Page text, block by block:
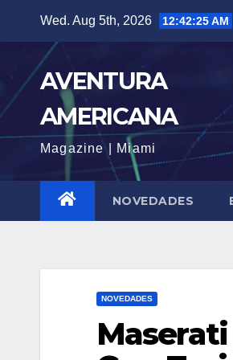
content
Wed. Aug 5th, 2026 12:42:28 AM
AVENTURA
AMERICANA
Magazine | Miami
NOVEDADES
NOVEDADES